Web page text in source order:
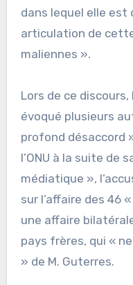
dans lequel elle est
articulation de
maliennes ».
Lors de ce discours,
évoqué plusieurs
profond désaccord
l’ONU à la suite de
médiatique »,
sur l’affaire des 46
une affaire
pays frères, qui «
» de M. Guterres.